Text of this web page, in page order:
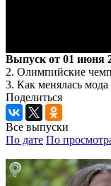
Выпуск от 01 июня
2. Олимпийские
3. Как менялась
Поделиться
Все выпуски
По дате По